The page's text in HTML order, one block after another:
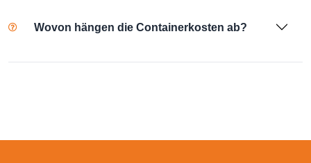
Wovon hängen die Containerkosten ab?